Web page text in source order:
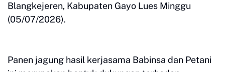
Blangkejeren, Kabupaten Gayo Lues Minggu
(05/07/2026).
Panen jagung hasil kerjasama Babinsa dan Petani